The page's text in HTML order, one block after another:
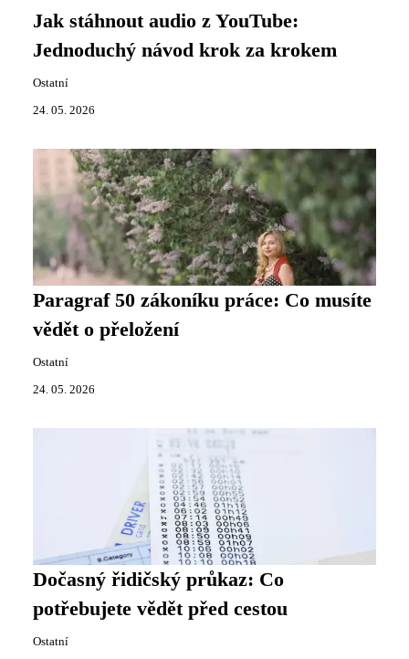
Jak stáhnout audio z YouTube:
Jednoduchý návod krok za krokem
Ostatní
24. 05. 2026
Paragraf 50 zákoníku práce: Co musíte
vědět o přeložení
Ostatní
24. 05. 2026
Dočasný řidičský průkaz: Co
potřebujete vědět před cestou
Ostatní